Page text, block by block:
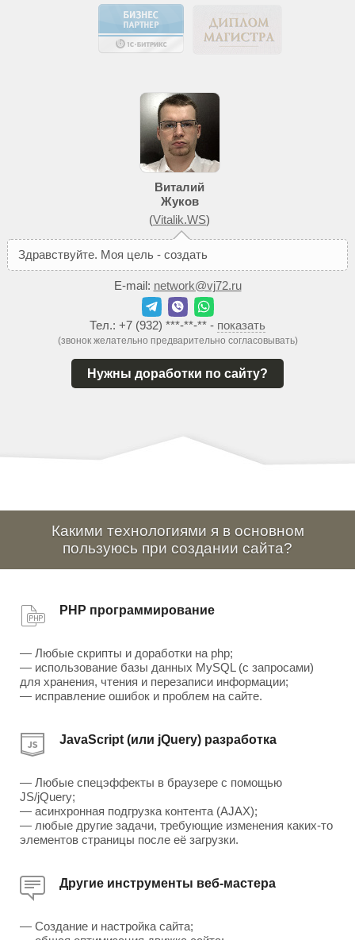
Виталий
Жуков
(Vitalik.WS)
Здравствуйте. Моя цель - создать
E-mail: network@vj72.ru
Тел.: +7 (932) ***-**-** - показать
(звонок желательно предварительно согласовывать)
Нужны доработки по сайту?
Какими технологиями я в основном
пользуюсь при создании сайта?
PHP программирование
— Любые скрипты и доработки на php;
— использование базы данных MySQL (с запросами)
для хранения, чтения и перезаписи информации;
— исправление ошибок и проблем на сайте.
JavaScript (или jQuery) разработка
— Любые спецэффекты в браузере с помощью
JS/jQuery;
— асинхронная подгрузка контента (AJAX);
— любые другие задачи, требующие изменения каких-то
элементов страницы после её загрузки.
Другие инструменты веб-мастера
— Создание и настройка сайта;